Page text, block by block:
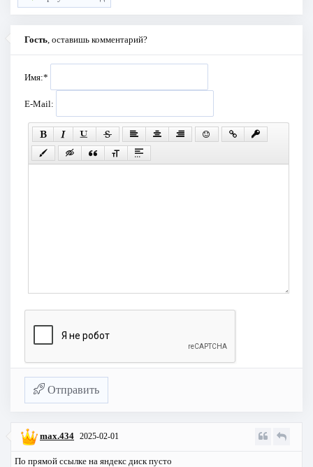
Гость , оставишь комментарий?
Имя:*
E-Mail:
Отправить
max.434 2025-02-01
По прямой ссылке на яндекс диск пусто